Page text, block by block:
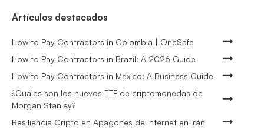
Artículos destacados
How to Pay Contractors in Colombia | OneSafe
How to Pay Contractors in Brazil: A 2026 Guide
How to Pay Contractors in Mexico: A Business Guide
¿Cuáles son los nuevos ETF de criptomonedas de
Morgan Stanley?
Resiliencia Cripto en Apagones de Internet en Irán